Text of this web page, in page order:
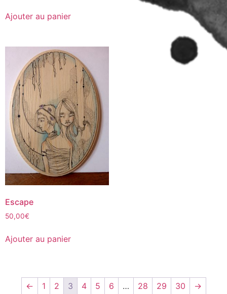
Ajouter au panier
Escape
50,00€
Ajouter au panier
← 1 2 3 4 5 6 … 28 29 30 →